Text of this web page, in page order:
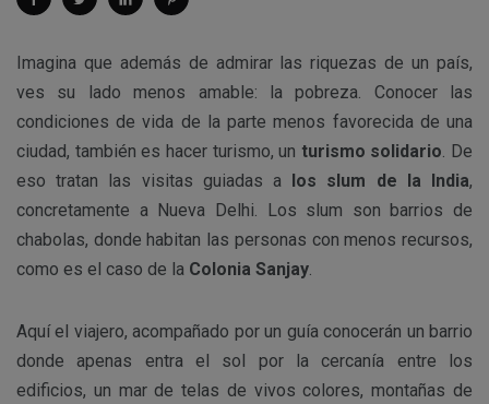
Imagina que además de admirar las riquezas de un país,
ves su lado menos amable: la pobreza. Conocer las
condiciones de vida de la parte menos favorecida de una
ciudad, también es hacer turismo, un turismo solidario. De
eso tratan las visitas guiadas a
los slum de la India,
concretamente a Nueva Delhi. Los slum son barrios de
chabolas, donde habitan las personas con menos recursos,
como es el caso de la Colonia Sanjay.
Aquí el viajero, acompañado por un guía conocerán un barrio
donde apenas entra el sol por la cercanía entre los
edificios, un mar de telas de vivos colores, montañas de